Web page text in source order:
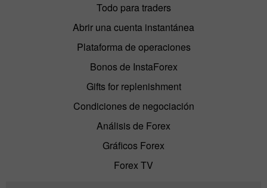
Todo para traders
Abrir una cuenta instantánea
Plataforma de operaciones
Bonos de InstaForex
Gifts for replenishment
Condiciones de negociación
Análisis de Forex
Gráficos Forex
Forex TV